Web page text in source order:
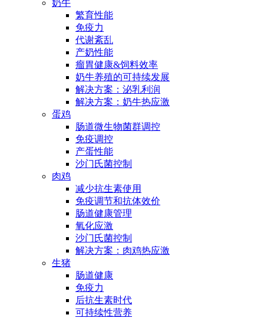
奶牛
繁育性能
免疫力
代谢紊乱
产奶性能
瘤胃健康&饲料效率
奶牛养殖的可持续发展
解决方案：泌乳利润
解决方案：奶牛热应激
蛋鸡
肠道微生物菌群调控
免疫调控
产蛋性能
沙门氏菌控制
肉鸡
减少抗生素使用
免疫调节和抗体效价
肠道健康管理
氧化应激
沙门氏菌控制
解决方案：肉鸡热应激
生猪
肠道健康
免疫力
后抗生素时代
可持续性营养